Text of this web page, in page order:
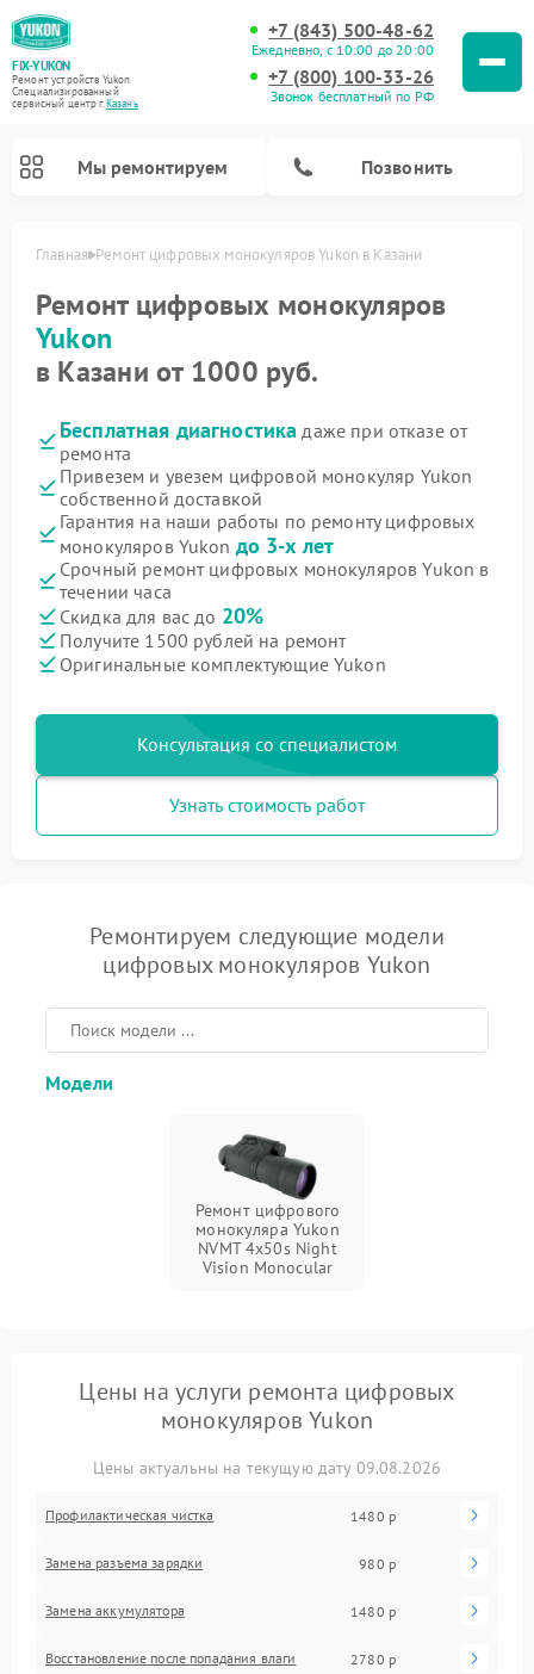
FIX-YUKON
Ремонт устройств Yukon
Специализированный
cервисный центр г.Казань
+7 (843) 500-48-62
Ежедневно, с 10:00 до 20:00
+7 (800) 100-33-26
Звонок бесплатный по РФ
Мы ремонтируем Позвонить
Главная Ремонт цифровых монокуляров Yukon в Казани
Ремонт цифровых монокуляров
Yukon
в Казани от 1000 руб.
Бесплатная диагностика даже при отказе от
ремонта
Привезем и увезем цифровой монокуляр Yukon
собственной доставкой
Гарантия на наши работы по ремонту цифровых
монокуляров Yukon до 3-х лет
Срочный ремонт цифровых монокуляров Yukon в
течении часа
Скидка для вас до 20%
Получите 1500 рублей на ремонт
Оригинальные комплектующие Yukon
Консультация со специалистом
Узнать стоимость работ
Ремонтируем следующие модели
цифровых монокуляров Yukon
Модели
Ремонт цифрового
монокуляра Yukon
NVMT 4x50s Night
Vision Monocular
Цены на услуги ремонта цифровых
монокуляров Yukon
Цены актуальны на текущую дату 09.08.2026
Профилактическая чистка 1480 р
Замена разъема зарядки 980 р
Замена аккумулятора 1480 р
Восстановление после попадания влаги 2780 р